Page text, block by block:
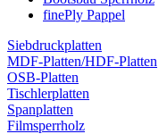
finePly Pappel
Siebdruckplatten
MDF-Platten/HDF-Platten
OSB-Platten
Tischlerplatten
Spanplatten
Filmsperrholz